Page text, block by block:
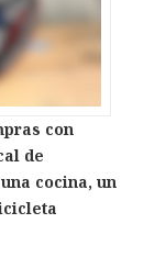
con
de
cocina, un